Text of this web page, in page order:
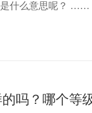
区还是1区。 那么，0区、1区，2区又是什么意思呢？ ……
吗？哪个等